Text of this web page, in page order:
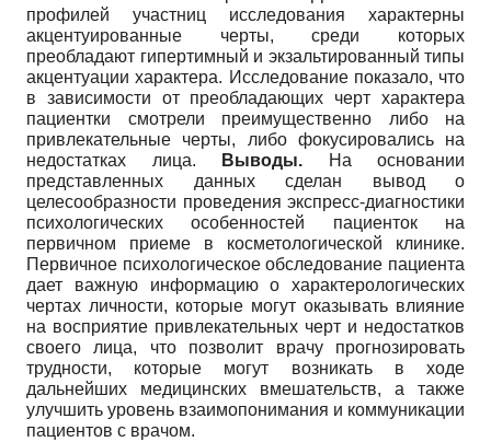
профилей участниц исследования характерны
акцентуированные черты, среди которых
преобладают гипертимный и экзальтированный типы
акцентуации характера. Исследование показало, что
в зависимости от преобладающих черт характера
пациентки смотрели преимущественно либо на
привлекательные черты, либо фокусировались на
недостатках лица.
Выводы. На основании
представленных данных сделан вывод о
целесообразности проведения экспресс-диагностики
психологических особенностей пациенток на
первичном приеме в косметологической клинике.
Первичное психологическое обследование пациента
дает важную информацию о характерологических
чертах личности, которые могут оказывать влияние
на восприятие привлекательных черт и недостатков
своего лица, что позволит врачу прогнозировать
трудности, которые могут возникать в ходе
дальнейших медицинских вмешательств, а также
улучшить уровень взаимопонимания и коммуникации
пациентов с врачом.